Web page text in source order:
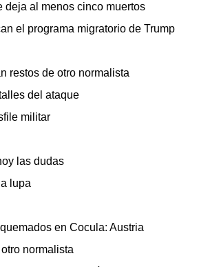
deja al menos cinco muertos
el programa migratorio de Trump
restos de otro normalista
del ataque
militar
las dudas
lupa
en Cocula: Austria
normalista